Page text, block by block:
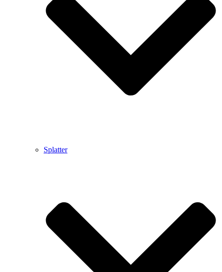
Splatter